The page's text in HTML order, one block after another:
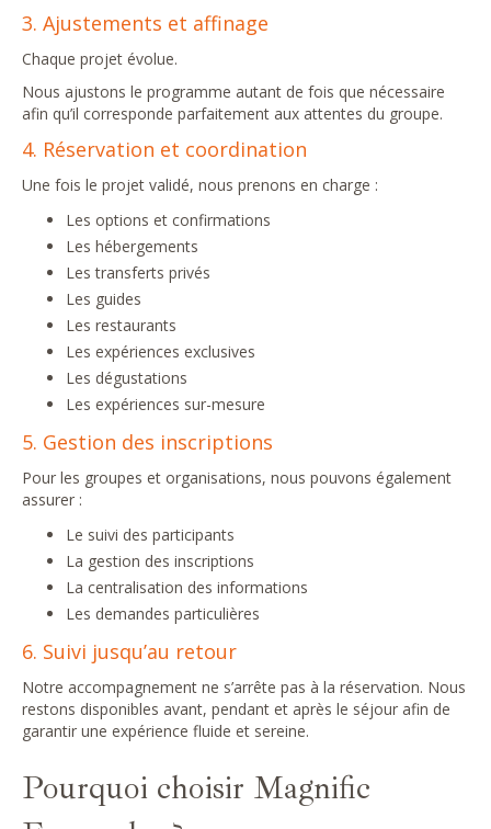
3. Ajustements et affinage
Chaque projet évolue.
Nous ajustons le programme autant de fois que nécessaire
afin qu’il corresponde parfaitement aux attentes du groupe.
4. Réservation et coordination
Une fois le projet validé, nous prenons en charge :
Les options et confirmations
Les hébergements
Les transferts privés
Les guides
Les restaurants
Les expériences exclusives
Les dégustations
Les expériences sur-mesure
5. Gestion des inscriptions
Pour les groupes et organisations, nous pouvons également
assurer :
Le suivi des participants
La gestion des inscriptions
La centralisation des informations
Les demandes particulières
6. Suivi jusqu’au retour
Notre accompagnement ne s’arrête pas à la réservation. Nous
restons disponibles avant, pendant et après le séjour afin de
garantir une expérience fluide et sereine.
Pourquoi choisir Magnific